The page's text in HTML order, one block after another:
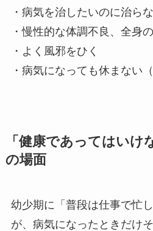
・病気を治したいのに治ら
・慢性的な体調不良、全身
・よく風邪をひく
・病気になっても休まない
「健康であってはいけ
の場面
幼少期に「普段は仕事で忙
が、病気になったときだけ